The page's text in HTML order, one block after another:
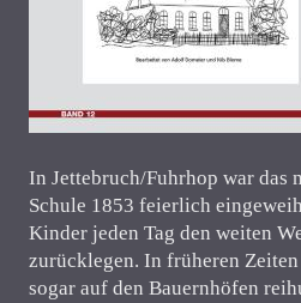
In Jettebruch/Fuhrhop war das
Schule 1853 feierlich
Kinder jeden Tag den weiten
zurücklegen. In früheren
sogar auf den Bauernhöfen